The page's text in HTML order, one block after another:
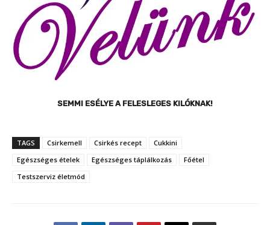
SEMMI ESÉLYE A FELESLEGES KILÓKNAK!
TAGS Csirkemell Csirkés recept
Cukkini
Egészséges ételek
Egészséges táplálkozás
Főétel
Testszerviz életmód